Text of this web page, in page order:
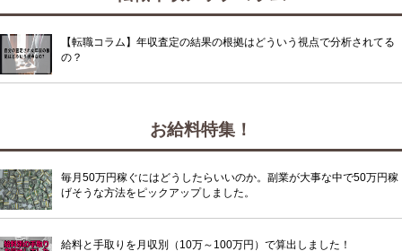
【転職コラム】年収査定の結果の根拠はどういう視点で分析されてる
の？
お給料特集！
毎月50万円稼ぐにはどうしたらいいのか。副業が大事な中で50万円稼
げそうな方法をピックアップしました。
給料と手取りを月収別（10万～100万円）で算出しました！